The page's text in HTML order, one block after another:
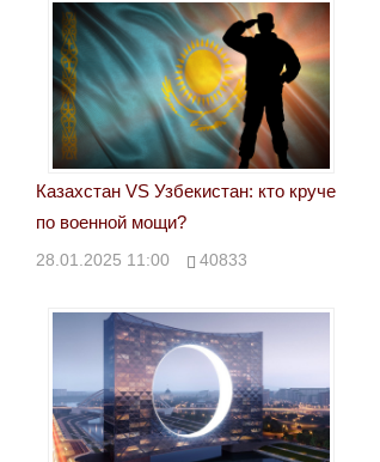
Казахстан VS Узбекистан: кто круче
по военной мощи?
28.01.2025 11:00 40833